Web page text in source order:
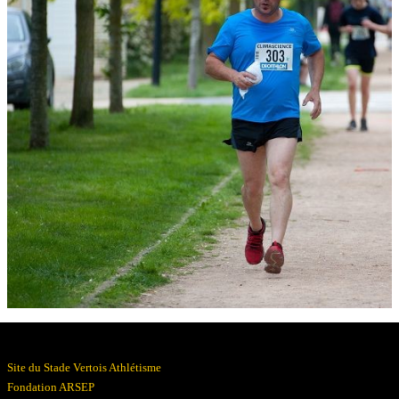
Résultats
Devenez bénévoles
Partenaires
Photos▼
Site du Stade Vertois Athlétisme
Fondation ARSEP